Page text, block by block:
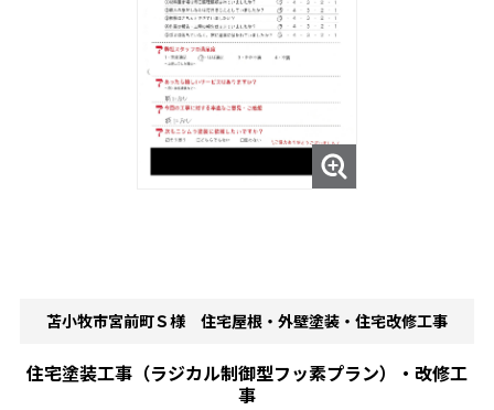
苫小牧市宮前町Ｓ様 住宅屋根・外壁塗装・住宅改修工事
住宅塗装工事（ラジカル制御型フッ素プラン）・改修工
事